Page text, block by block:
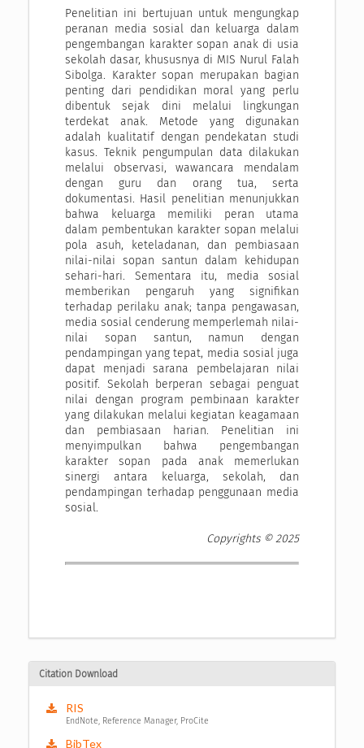
Penelitian ini bertujuan untuk mengungkap
peranan media sosial dan keluarga dalam
pengembangan karakter sopan anak di usia
sekolah dasar, khususnya di MIS Nurul Falah
Sibolga. Karakter sopan merupakan bagian
penting dari pendidikan moral yang perlu
dibentuk sejak dini melalui lingkungan
terdekat anak. Metode yang digunakan
adalah kualitatif dengan pendekatan studi
kasus. Teknik pengumpulan data dilakukan
melalui observasi, wawancara mendalam
dengan guru dan orang tua, serta
dokumentasi. Hasil penelitian menunjukkan
bahwa keluarga memiliki peran utama
dalam pembentukan karakter sopan melalui
pola asuh, keteladanan, dan pembiasaan
nilai-nilai sopan santun dalam kehidupan
sehari-hari. Sementara itu, media sosial
memberikan pengaruh yang signifikan
terhadap perilaku anak; tanpa pengawasan,
media sosial cenderung memperlemah nilai-
nilai sopan santun, namun dengan
pendampingan yang tepat, media sosial juga
dapat menjadi sarana pembelajaran nilai
positif. Sekolah berperan sebagai penguat
nilai dengan program pembinaan karakter
yang dilakukan melalui kegiatan keagamaan
dan pembiasaan harian. Penelitian ini
menyimpulkan bahwa pengembangan
karakter sopan pada anak memerlukan
sinergi antara keluarga, sekolah, dan
pendampingan terhadap penggunaan media
sosial.
Copyrights © 2025
Citation Download
RIS
EndNote, Reference Manager, ProCite
BibTex